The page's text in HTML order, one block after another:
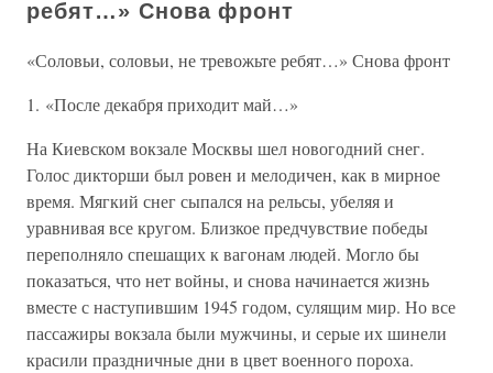
ребят…» Снова фронт
«Соловьи, соловьи, не тревожьте ребят…» Снова фронт
1. «После декабря приходит май…»
На Киевском вокзале Москвы шел новогодний снег.
Голос дикторши был ровен и мелодичен, как в мирное
время. Мягкий снег сыпался на рельсы, убеляя и
уравнивая все кругом. Близкое предчувствие победы
переполняло спешащих к вагонам людей. Могло бы
показаться, что нет войны, и снова начинается жизнь
вместе с наступившим 1945 годом, сулящим мир. Но все
пассажиры вокзала были мужчины, и серые их шинели
красили праздничные дни в цвет военного пороха.